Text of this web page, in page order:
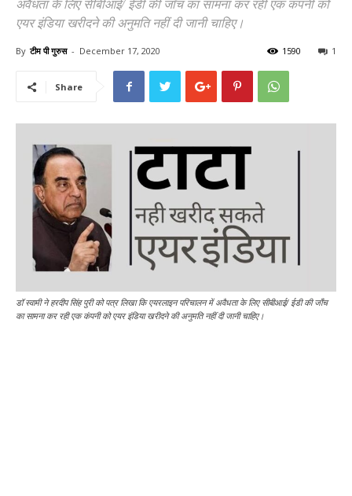
अवैधता के लिए सीबीआई/ ईडी की जाँच का सामना कर रही एक कंपनी को
एयर इंडिया खरीदने की अनुमति नहीं दी जानी चाहिए।
By टीम पी गुरुस - December 17, 2020 1
1590
Share
डॉ स्वामी ने हरदीप सिंह पुरी को पत्र लिखा कि एयरलाइन परिचालन में अवैधता के लिए सीबीआई/ ईडी की जाँच
का सामना कर रही एक कंपनी को एयर इंडिया खरीदने की अनुमति नहीं दी जानी चाहिए।